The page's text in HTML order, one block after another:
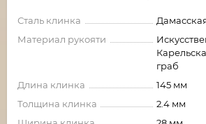
Сталь клинка
Материал рукояти
граб
Длина клинка
145 мм
Толщина клинка
2.4 мм